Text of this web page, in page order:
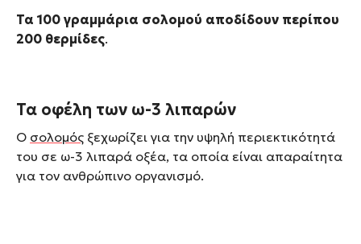
Τα 100 γραμμάρια σολομού αποδίδουν περίπου
200 θερμίδες.
Τα οφέλη των ω-3 λιπαρών
Ο σολομός ξεχωρίζει για την υψηλή περιεκτικότητά
του σε ω-3 λιπαρά οξέα, τα οποία είναι απαραίτητα
για τον ανθρώπινο οργανισμό.